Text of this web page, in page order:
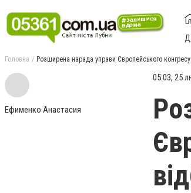
Головна Розширена нарада управи Європейського конгресу
Ефименко Анастасия
05:03, 25